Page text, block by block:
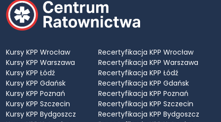
Kursy KPP Wrocław
Kursy KPP Warszawa
Kursy KPP Łódź
Kursy KPP Gdańsk
Kursy KPP Poznań
Kursy KPP Szczecin
Kursy KPP Bydgoszcz
Recertyfikacja KPP Wrocław
Recertyfikacja KPP Warszawa
Recertyfikacja KPP Łódź
Recertyfikacja KPP Gdańsk
Recertyfikacja KPP Poznań
Recertyfikacja KPP Szczecin
Recertyfikacja KPP Bydgoszcz